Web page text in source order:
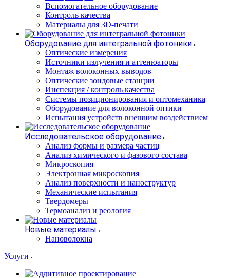
Вспомогательное оборудование
Контроль качества
Материалы для 3D-печати
Оборудование для интегральной фотоники
Оптические измерения
Источники излучения и аттенюаторы
Монтаж волоконных выводов
Оптические зондовые станции
Инспекция / контроль качества
Системы позиционирования и оптомеханика
Оборудование для волоконной оптики
Испытания устройств внешним воздействием
Исследовательское оборудование
Анализ формы и размера частиц
Анализ химического и фазового состава
Микроскопия
Электронная микроскопия
Анализ поверхности и наноструктур
Механические испытания
Твердомеры
Термоанализ и реология
Новые материалы
Нановолокна
Услуги